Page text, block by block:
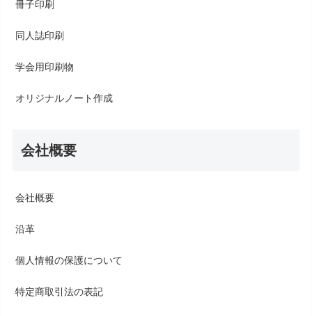
冊子印刷
同人誌印刷
学会用印刷物
オリジナルノート作成
会社概要
会社概要
沿革
個人情報の保護について
特定商取引法の表記